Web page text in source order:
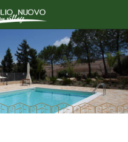
Select Language